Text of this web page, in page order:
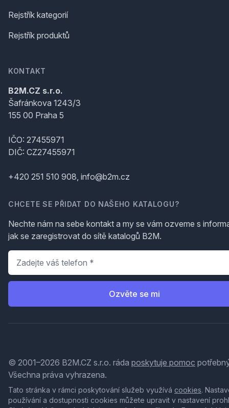
Rejstřík kategorií
Rejstřík produktů
KONTAKT
B2M.CZ s.r.o.
Šafránkova 1243/3
155 00 Praha 5
IČO: 27455971
DIČ: CZ27455971
+420 251 510 908, info@b2m.cz
CHCETE SE PŘIDAT DO NAŠEHO KATALOGU?
Nechte nám na sebe kontakt a my se vám ozveme s
jak se zaregistrovat do sítě katalogů B2M.
Telefon
Ozvěte se mi
© 2001–2026 B2M.CZ s.r.o. ráda poskytuje pomoc
Všechna práva vyhrazena.
Tato stránka v rámci poskytování služeb využívá cookies.
používání a dostupnosti cookies můžete upravit v nastavení